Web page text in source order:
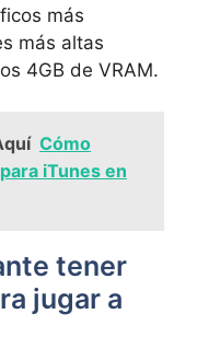
más
más altas
4GB de VRAM.
Cómo
iTunes en
tener
jugar a